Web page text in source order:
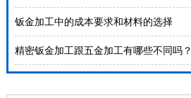
钣金加工中的成本要求和材料的选择
精密钣金加工跟五金加工有哪些不同吗？